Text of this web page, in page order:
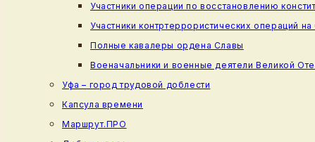
Участники операции по восстановлению
Участники контртеррористических операций
Полные кавалеры ордена Славы
Военачальники и военные деятели Великой
Уфа – город трудовой доблести
Капсула времени
Маршрут.ПРО